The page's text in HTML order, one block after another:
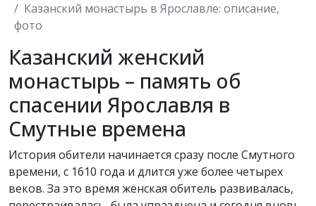
Казанский монастырь в Ярославле: описание,
фото
Казанский женский
монастырь – память об
спасении Ярославля в
Смутные времена
История обители начинается сразу после Смутного
времени, с 1610 года и длится уже более четырех
веков. За это время женская обитель развивалась,